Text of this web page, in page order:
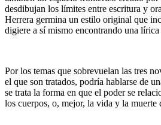
desdibujan los límites entre escritura y
Herrera germina un estilo original que
digiere a sí mismo encontrando una
Por los temas que sobrevuelan las tres
el que son tratados, podría hablarse de
se trata la forma en que el poder se
los cuerpos, o, mejor, la vida y la muerte